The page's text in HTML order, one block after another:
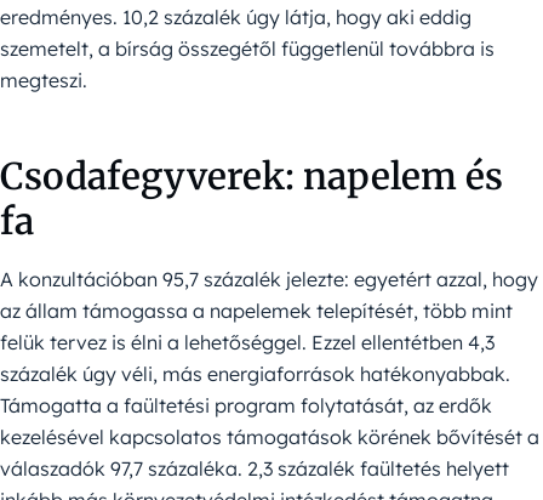
eredményes. 10,2 százalék úgy látja, hogy aki eddig
szemetelt, a bírság összegétől függetlenül továbbra is
megteszi.
Csodafegyverek: napelem és
fa
A konzultációban 95,7 százalék jelezte: egyetért azzal, hogy
az állam támogassa a napelemek telepítését, több mint
felük tervez is élni a lehetőséggel. Ezzel ellentétben 4,3
százalék úgy véli, más energiaforrások hatékonyabbak.
Támogatta a faültetési program folytatását, az erdők
kezelésével kapcsolatos támogatások körének bővítését a
válaszadók 97,7 százaléka. 2,3 százalék faültetés helyett